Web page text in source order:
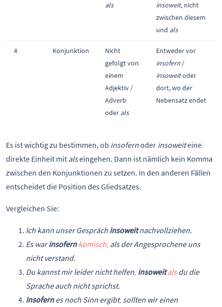
als
insoweit, nicht
zwischen diesem
und als
4 Konjunktion
Nicht
gefolgt von
einem
Adjektiv /
Adverb
oder als
Entweder vor
insofern /
insoweitoder
dort, wo der
Nebensatz endet
Es ist wichtig zu bestimmen, ob insofernoder insoweiteine
direkte Einheit mit alseingehen. Dann ist nämlich kein Komma
zwischen den Konjunktionen zu setzen. In den anderen Fällen
entscheidet die Position des Gliedsatzes.
Vergleichen Sie:
Ich kann unser Gespräch insoweitnachvollziehen.
Es warinsofern komisch, als der Angesprochene uns
nicht verstand.
Du kannst mir leider nicht helfen, insoweit alsdu die
Sprache auch nicht sprichst.
Insofernes noch Sinn ergibt, sollten wir einen